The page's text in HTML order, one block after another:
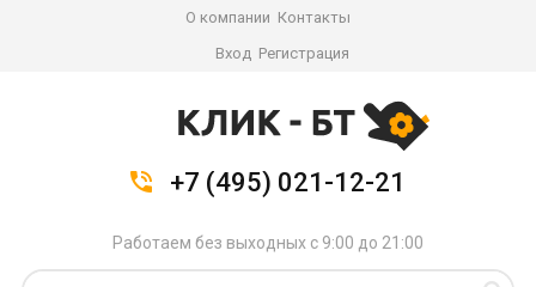
О компании Контакты
Вход Регистрация
+7 (495) 021-12-21
Работаем без выходных с 9:00 до 21:00